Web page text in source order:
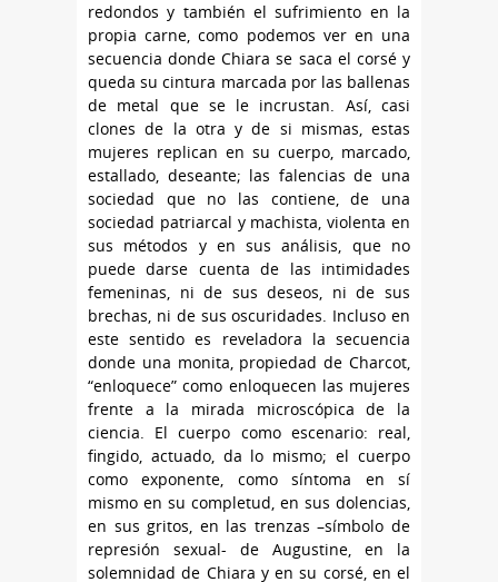
redondos y también el sufrimiento en la
propia carne, como podemos ver en una
secuencia donde Chiara se saca el corsé y
queda su cintura marcada por las ballenas
de metal que se le incrustan. Así, casi
clones de la otra y de si mismas, estas
mujeres replican en su cuerpo, marcado,
estallado, deseante; las falencias de una
sociedad que no las contiene, de una
sociedad patriarcal y machista, violenta en
sus métodos y en sus análisis, que no
puede darse cuenta de las intimidades
femeninas, ni de sus deseos, ni de sus
brechas, ni de sus oscuridades. Incluso en
este sentido es reveladora la secuencia
donde una monita, propiedad de Charcot,
“enloquece” como enloquecen las mujeres
frente a la mirada microscópica de la
ciencia. El cuerpo como escenario: real,
fingido, actuado, da lo mismo; el cuerpo
como exponente, como síntoma en sí
mismo en su completud, en sus dolencias,
en sus gritos, en las trenzas –símbolo de
represión sexual- de Augustine, en la
solemnidad de Chiara y en su corsé, en el